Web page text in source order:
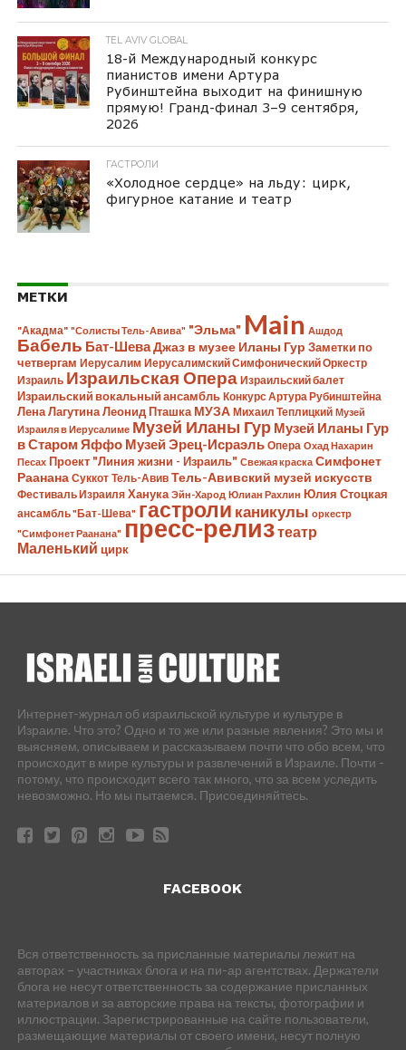
TEL AVIV GLOBAL
18-й Международный конкурс
пианистов имени Артура
Рубинштейна выходит на финишную
прямую! Гранд-финал 3–9 сентября,
2026
ГАСТРОЛИ
«Холодное сердце» на льду: цирк,
фигурное катание и театр
МЕТКИ
"Акадма" "Солисты Тель-Авива" "Эльма" Main Ашдод
Бабель Бат-ШеваДжаз в музее Иланы Гур Заметки по
четвергам Иерусалим Иерусалимский Симфонический Оркестр
Израиль Израильская Опера Израильский балет
Израильский вокальный ансамбль Конкурс Артура Рубинштейна
Лена Лагутина Леонид Пташка МУЗА Михаил Теплицкий Музей
Израиля в Иерусалиме Музей Иланы Гур Музей Иланы Гур
в Старом Яффо Музей Эрец-Исраэль Опера Охад Нахарин
Песах Проект "Линия жизни - Израиль" Свежая краска Симфонет
Раанана Суккот Тель-Авив Тель-Авивский музей искусств
Фестиваль Израиля Ханука Эйн-Харод Юлиан Рахлин Юлия Стоцкая
ансамбль "Бат-Шева" гастроли каникулы оркестр
"Симфонет Раанана" пресс-релизтеатр
Маленький цирк
Интернет-журнал об израильской культуре и культуре в
Израиле. Что это? Одно и то же или разные явления? Это мы и
выясняем, описываем и рассказываем почти что обо всем, что
происходит в мире культуры и развлечений в Израиле. Почти -
потому, что происходит всего так много, что за всем уследить
невозможно. Но мы пытаемся. Присоединяйтесь.
FACEBOOK
Вся ответственность за присланные материалы лежит на
авторах – участниках блога и на пи-ар агентствах. Держатели
блога не несут ответственность за содержание присланных
материалов и за авторские права на тексты, фотографии и
иллюстрации. Зарегистрированные на сайте пользователи,
размещающие материалы от своего имени, несут полную